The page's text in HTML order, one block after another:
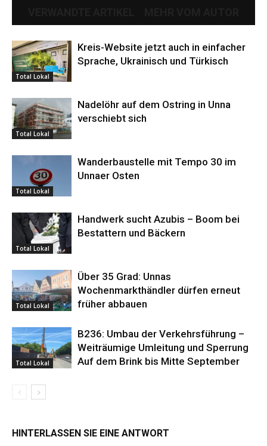
Total Lokal
Kreis-Website jetzt auch in einfacher
Sprache, Ukrainisch und Türkisch
Total Lokal
Nadelöhr auf dem Ostring in Unna
verschiebt sich
Total Lokal
Wanderbaustelle mit Tempo 30 im
Unnaer Osten
Total Lokal
Handwerk sucht Azubis – Boom bei
Bestattern und Bäckern
Total Lokal
Über 35 Grad: Unnas
Wochenmarkthändler dürfen erneut
früher abbauen
Total Lokal
B236: Umbau der Verkehrsführung –
Weiträumige Umleitung und Sperrung
Auf dem Brink bis Mitte September
HINTERLASSEN SIE EINE ANTWORT